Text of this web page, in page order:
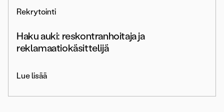
Rekrytointi
Haku auki: reskontranhoitaja ja
reklamaatiokäsittelijä
Lue lisää